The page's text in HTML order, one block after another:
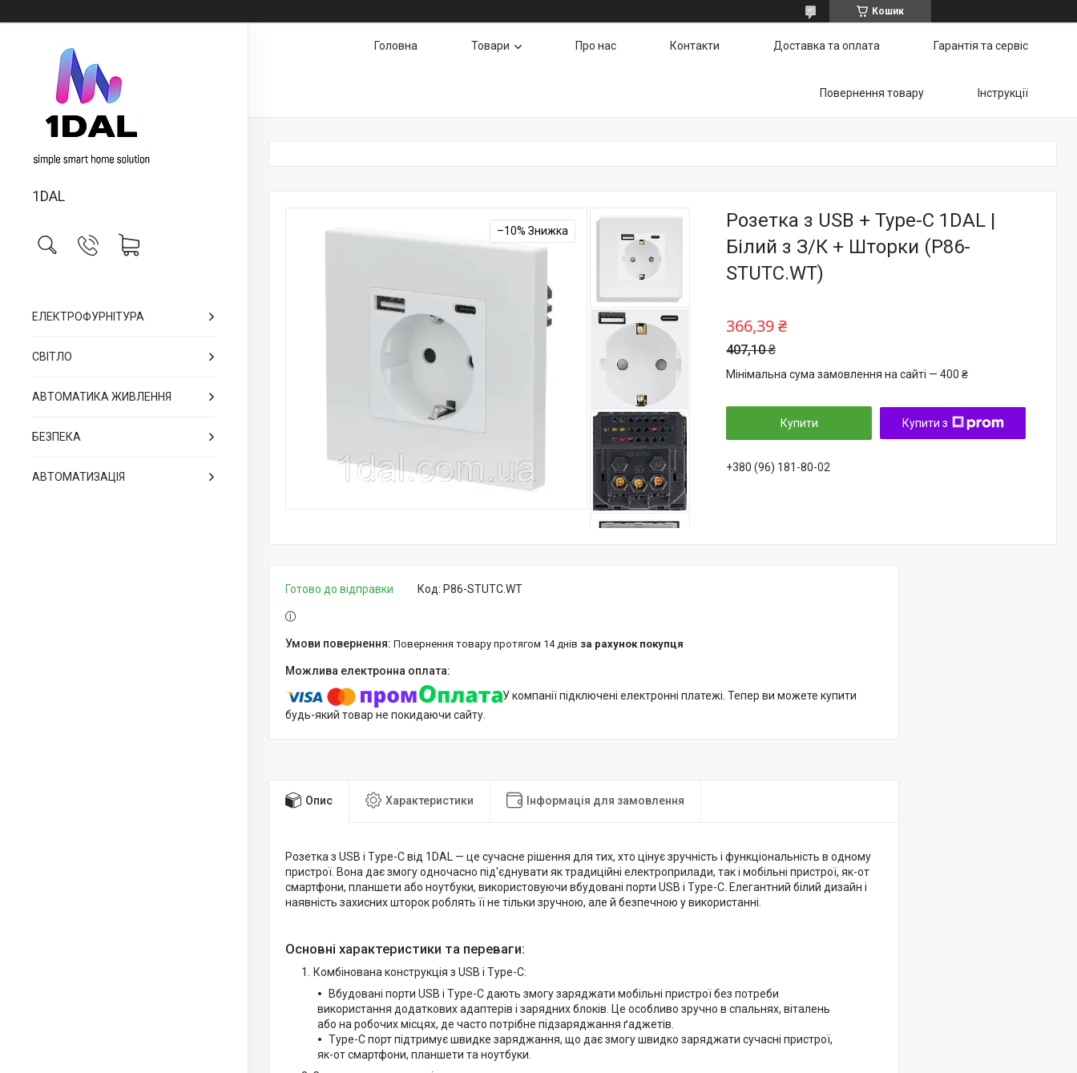
Кошик
1DAL
ЕЛЕКТРОФУРНІТУРА
СВІТЛО
АВТОМАТИКА ЖИВЛЕННЯ
БЕЗПЕКА
АВТОМАТИЗАЦІЯ
Головна Товари Про нас Контакти Доставка та оплата Гарантія та сервіс
Повернення товару Інструкції
–10%
Розетка з USB + Type-C 1DAL |
Білий з З/К + Шторки (P86-
STUTC.WT)
407,10 ₴
366,39 ₴
Мінімальна сума замовлення на сайті — 400 ₴
Купити Купити з
+380 (96) 181-80-02
Готово до відправки Код: P86-STUTC.WT
повернення товару протягом 14 днів за рахунок покупця
У компанії підключені електронні платежі. Тепер ви можете купити
будь-який товар не покидаючи сайту.
Опис Характеристики Інформація для замовлення
Розетка з USB і Type-C від 1DAL — це сучасне рішення для тих, хто цінує зручність і функціональність в одному
пристрої. Вона дає змогу одночасно під'єднувати як традиційні електроприлади, так і мобільні пристрої, як-от
смартфони, планшети або ноутбуки, використовуючи вбудовані порти USB і Type-C. Елегантний білий дизайн і
наявність захисних шторок роблять її не тільки зручною, але й безпечною у використанні.
Основні характеристики та переваги:
Комбінована конструкція з USB і Type-C:
Вбудовані порти USB і Type-C дають змогу заряджати мобільні пристрої без потреби
використання додаткових адаптерів і зарядних блоків. Це особливо зручно в спальнях, віталень
або на робочих місцях, де часто потрібне підзаряджання ґаджетів.
Type-C порт підтримує швидке заряджання, що дає змогу швидко заряджати сучасні пристрої,
як-от смартфони, планшети та ноутбуки.